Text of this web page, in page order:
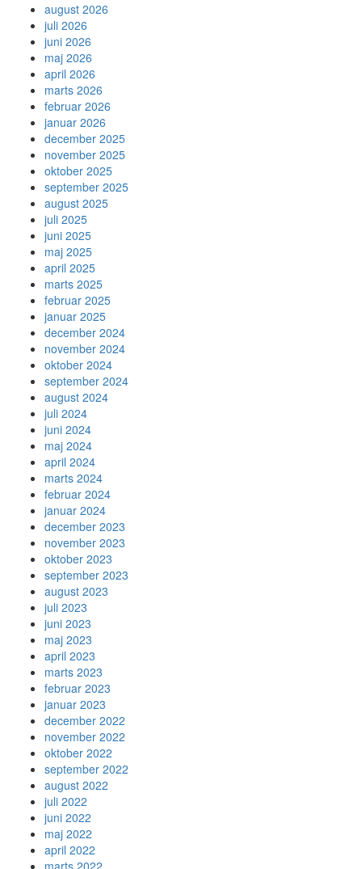
august 2026
juli 2026
juni 2026
maj 2026
april 2026
marts 2026
februar 2026
januar 2026
december 2025
november 2025
oktober 2025
september 2025
august 2025
juli 2025
juni 2025
maj 2025
april 2025
marts 2025
februar 2025
januar 2025
december 2024
november 2024
oktober 2024
september 2024
august 2024
juli 2024
juni 2024
maj 2024
april 2024
marts 2024
februar 2024
januar 2024
december 2023
november 2023
oktober 2023
september 2023
august 2023
juli 2023
juni 2023
maj 2023
april 2023
marts 2023
februar 2023
januar 2023
december 2022
november 2022
oktober 2022
september 2022
august 2022
juli 2022
juni 2022
maj 2022
april 2022
marts 2022